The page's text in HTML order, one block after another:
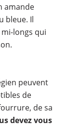
amande
bleue. Il
longs qui
peuvent
de
de sa
devez vous